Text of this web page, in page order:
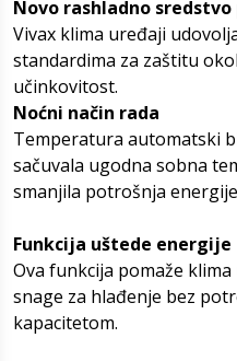
Novo rashladno sredstvo
Vivax klima uređaji
standardima za zaštitu
učinkovitost.
Noćni način rada
Temperatura automatski
sačuvala ugodna sobna
smanjila potrošnja
Funkcija uštede energije
Ova funkcija pomaže
snage za hlađenje bez
kapacitetom.